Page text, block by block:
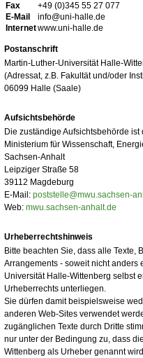
Fax
+49 (0)345 55 27 077
E-Mail
info@uni-halle.de
Internetwww.uni-halle.de
Postanschrift
Martin-Luther-Universität Halle-
(Adressat, z.B. Fakultät und/oder
06099 Halle (Saale)
Aufsichtsbehörde
Die zuständige Aufsichtsbehörde ist
Ministerium für Wissenschaft,
Sachsen-Anhalt
Leipziger Straße 58
39112 Magdeburg
E-Mail: poststelle@mwu.sachsen-
Web: mwu.sachsen-anhalt.de
Urheberrechtshinweis
Bitte beachten Sie, dass alle Texte,
Arrangements - soweit nicht anders
Universität Halle-Wittenberg selbst
Urheberrechts unterliegen.
Sie dürfen damit beispielsweise
anderen Web-Sites verwendet
zugänglichen Texte durch Dritte
nur unter der Bedingung zu, dass
Wittenberg als Urheber genannt